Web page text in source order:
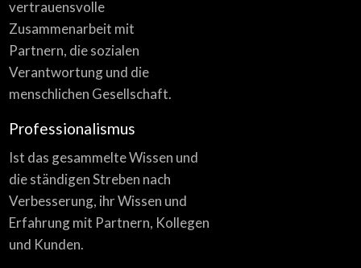
vertrauensvolle
Zusammenarbeit mit
Partnern, die sozialen
Verantwortung und die
menschlichen Gesellschaft.
Professionalismus
Ist das gesammelte Wissen und
die ständigen Streben nach
Verbesserung, ihr Wissen und
Erfahrung mit Partnern, Kollegen
und Kunden.